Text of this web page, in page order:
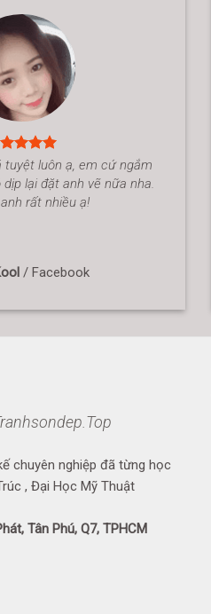
tuyệt luôn ạ, em cứ ngắm
lại đặt anh vẽ nữa nha.
rất nhiều ạ!
/ Facebook
chuyên nghiệp đã từng học
, Đại Học Mỹ Thuật
Tân Phú, Q7, TPHCM